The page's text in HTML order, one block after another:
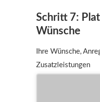
Schritt 7:
Wünsche
Ihre Wünsche,
Zusatzleistungen